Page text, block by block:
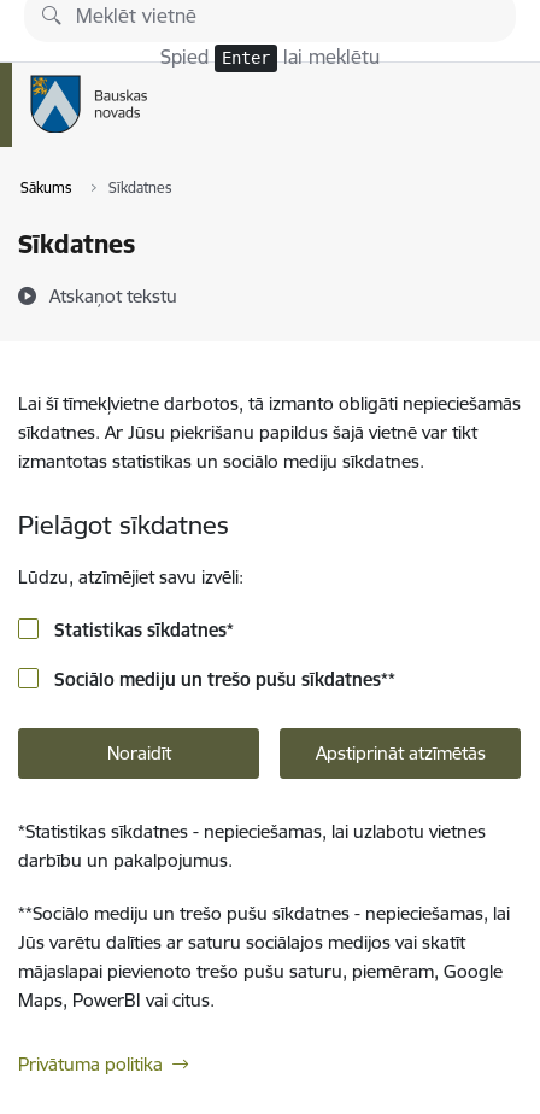
Pāriet uz lapas saturu
Spied Enter lai meklētu
Sākums Sīkdatnes
Sīkdatnes
Atskaņot tekstu
Lai šī tīmekļvietne darbotos, tā izmanto obligāti nepieciešamās
sīkdatnes. Ar Jūsu piekrišanu papildus šajā vietnē var tikt
izmantotas statistikas un sociālo mediju sīkdatnes.
Pielāgot sīkdatnes
Lūdzu, atzīmējiet savu izvēli:
Statistikas sīkdatnes*
Sociālo mediju un trešo pušu sīkdatnes**
Noraidīt Apstiprināt atzīmētās
*Statistikas sīkdatnes - nepieciešamas, lai uzlabotu vietnes
darbību un pakalpojumus.
**Sociālo mediju un trešo pušu sīkdatnes - nepieciešamas, lai
Jūs varētu dalīties ar saturu sociālajos medijos vai skatīt
mājaslapai pievienoto trešo pušu saturu, piemēram, Google
Maps, PowerBI vai citus.
Privātuma politika